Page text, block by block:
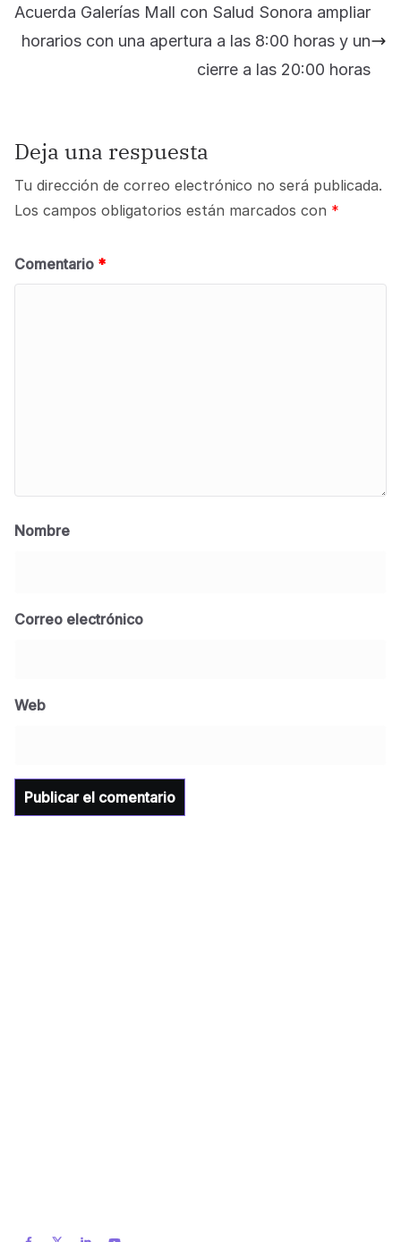
Acuerda Galerías Mall con Salud Sonora ampliar
horarios con una apertura a las 8:00 horas y un
cierre a las 20:00 horas
Deja una respuesta
Tu dirección de correo electrónico no será publicada.
Los campos obligatorios están marcados con *
Comentario *
Nombre
Correo electrónico
Web
para la Universidad y para el municipio